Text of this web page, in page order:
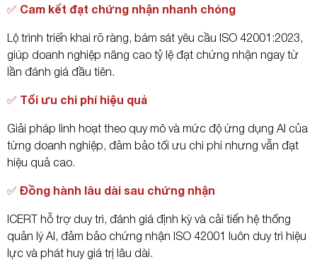
✅ Cam kết đạt chứng nhận nhanh chóng
Lộ trình triển khai rõ ràng, bám sát yêu cầu ISO 42001:2023,
giúp doanh nghiệp nâng cao tỷ lệ đạt chứng nhận ngay từ
lần đánh giá đầu tiên.
✅ Tối ưu chi phí hiệu quả
Giải pháp linh hoạt theo quy mô và mức độ ứng dụng AI của
từng doanh nghiệp, đảm bảo tối ưu chi phí nhưng vẫn đạt
hiệu quả cao.
✅ Đồng hành lâu dài sau chứng nhận
ICERT hỗ trợ duy trì, đánh giá định kỳ và cải tiến hệ thống
quản lý AI, đảm bảo chứng nhận ISO 42001 luôn duy trì hiệu
lực và phát huy giá trị lâu dài.